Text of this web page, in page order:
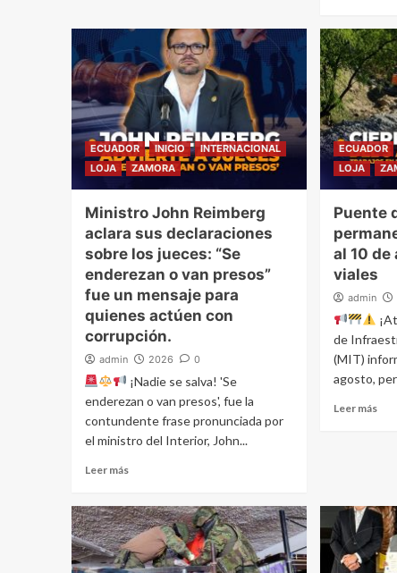
ECUADOR INICIO
INTERNACIONAL
LOJA
ZAMORA
Ministro John Reimberg
aclara sus declaraciones
sobre los jueces: “Se
enderezan o van presos”
fue un mensaje para
quienes actúen con
corrupción.
admin 2026 0
¡Nadie se salva! 'Se
enderezan o van presos', fue la
contundente frase pronunciada por
el ministro del Interior, John...
Leer más
ECUADOR
LOJA
Puente
al 10
viales
admin
de
(MIT)
agosto,
Leer más